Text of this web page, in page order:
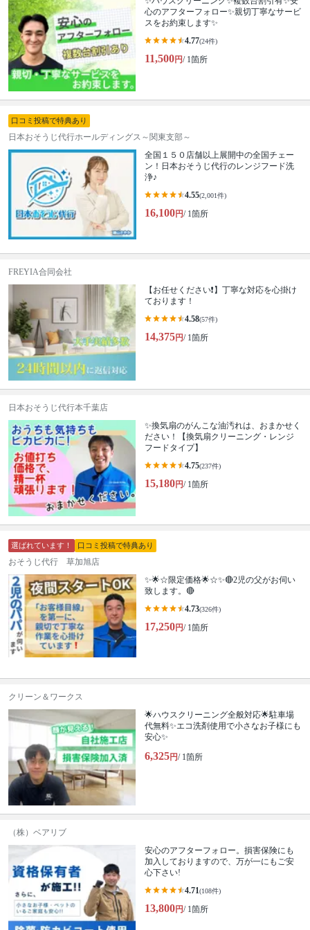
心のアフターフォロー✨親切丁寧なサービ
スをお約束します✨
4.77(24件)
11,500円/ 1箇所
口コミ投稿で特典あり
日本おそうじ代行ホールディングス～関東支部～
全国１５０店舗以上展開中の全国チェー
ン！日本おそうじ代行のレンジフード洗
浄♪
4.55(2,001件)
16,100円/ 1箇所
FREYIA合同会社
【お任せください❗️】丁寧な対応を心掛け
ております！
4.58(57件)
14,375円/ 1箇所
日本おそうじ代行本千葉店
✨換気扇のがんこな油汚れは、おまかせく
ださい！【換気扇クリーニング・レンジ
フードタイプ】
4.75(237件)
15,180円/ 1箇所
選ばれています！ 口コミ投稿で特典あり
おそうじ代行 草加旭店
✨🌟☆限定価格🌟☆✨🔴2児の父がお伺い
致します。🔴
4.73(326件)
17,250円/ 1箇所
クリーン＆ワークス
🌟ハウスクリーニング全般対応🌟駐車場
代無料✨エコ洗剤使用で小さなお子様にも
安心✨
6,325円/ 1箇所
（株）ベアリブ
安心のアフターフォロー。損害保険にも
加入しておりますので、万が一にもご安
心下さい!
4.71(108件)
13,800円/ 1箇所